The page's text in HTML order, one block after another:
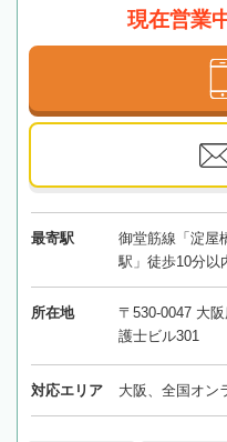
現在営業
最寄駅
御堂筋線「淀屋
駅」徒歩10分以
所在地
〒530-0047 大
護士ビル301
対応エリア 大阪、全国オン